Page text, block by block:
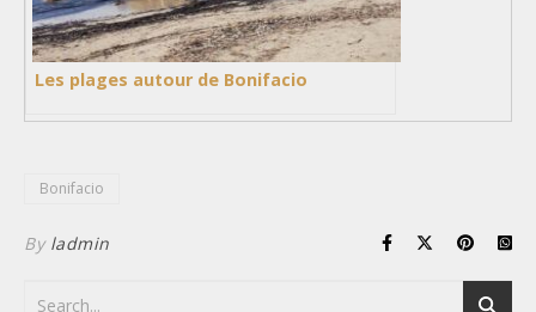
Les plages autour de Bonifacio
Bonifacio
By ladmin